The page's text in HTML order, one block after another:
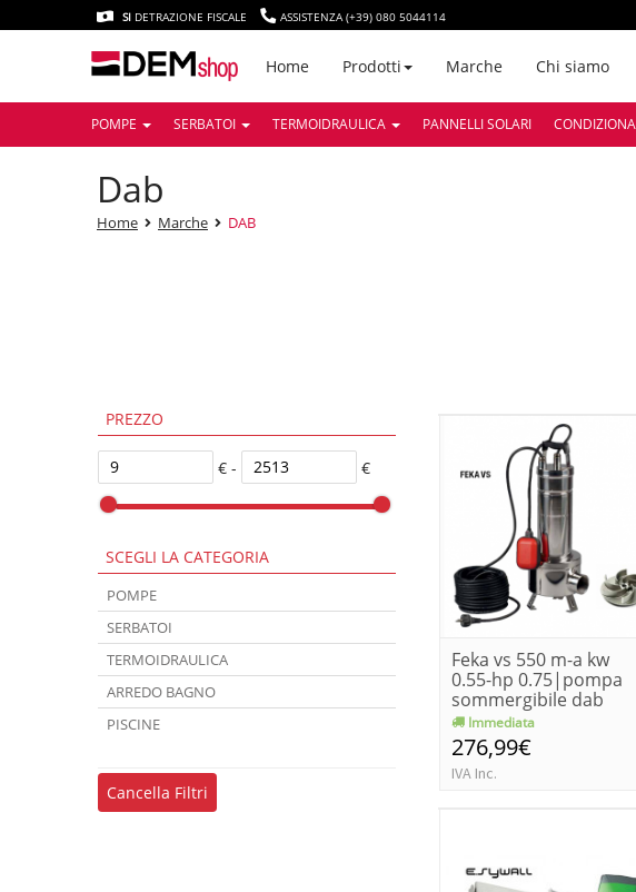
SI DETRAZIONE FISCALE ASSISTENZA (+39) 080 5044114
Home Prodotti Marche Chi siamo
POMPE SERBATOI TERMOIDRAULICA PANNELLI SOLARI
dab
Home Marche DAB
PREZZO
€ - €
SCEGLI LA CATEGORIA
POMPE
SERBATOI
TERMOIDRAULICA
ARREDO BAGNO
PISCINE
Cancella Filtri
Feka vs 550 m-a kw
0.55-hp 0.75|pompa
sommergibile dab
Immediata
276,99€
IVA Inc.